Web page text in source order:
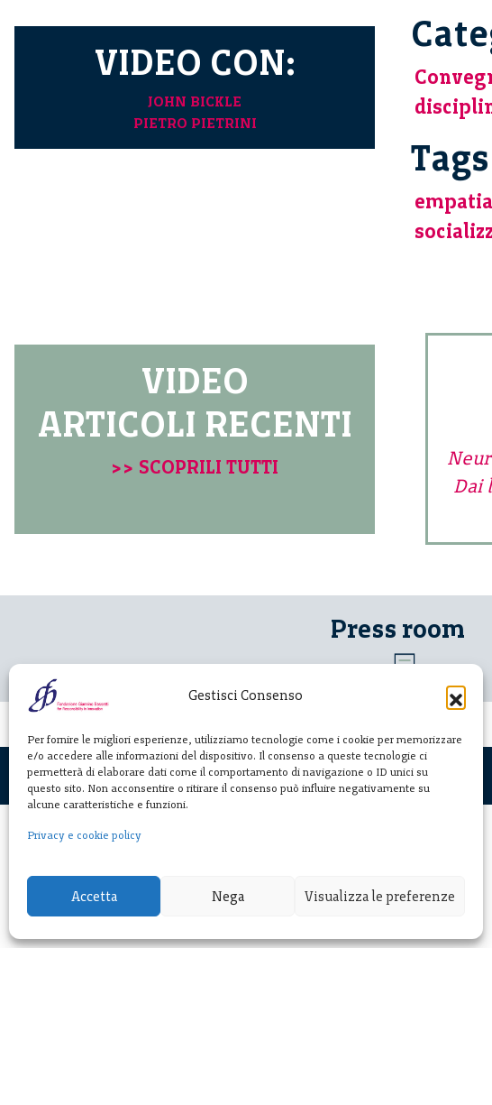
Gestisci Consenso
Per fornire le migliori esperienze, utilizziamo tecnologie come i cookie per memorizzare
e/o accedere alle informazioni del dispositivo. Il consenso a queste tecnologie ci
permetterà di elaborare dati come il comportamento di navigazione o ID unici su
questo sito. Non acconsentire o ritirare il consenso può influire negativamente su
alcune caratteristiche e funzioni.
Privacy e cookie policy
Accetta Nega Visualizza le preferenze
VIDEO CON:
JOHN BICKLE
PIETRO PIETRINI
Tags
empatia
VIDEO
ARTICOLI RECENTI
>> SCOPRILI TUTTI
Dai
Press room
Fondazione
Giannino Bassetti ETS